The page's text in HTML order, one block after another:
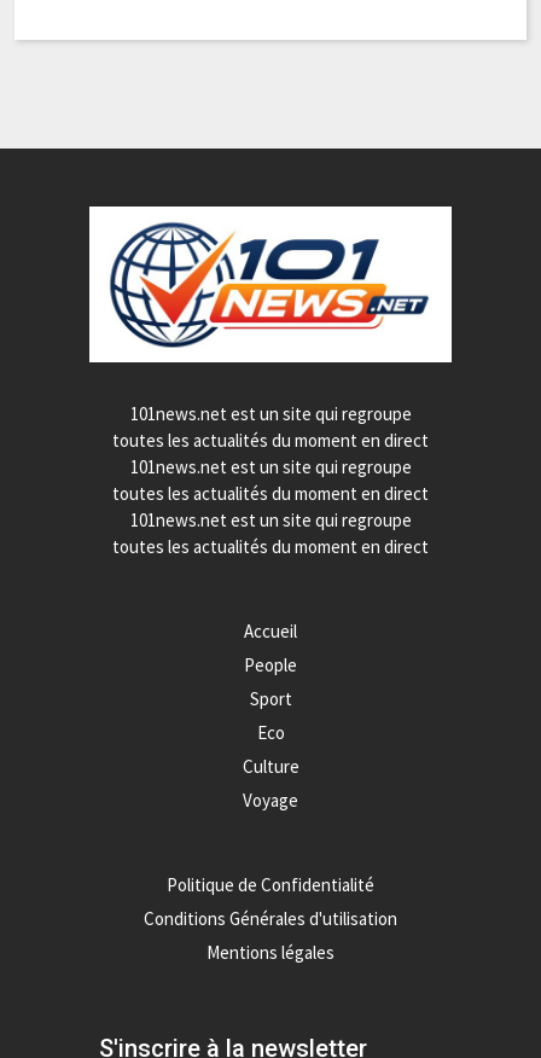
101news.net est un site qui regroupe
toutes les actualités du moment en direct
101news.net est un site qui regroupe
toutes les actualités du moment en direct
101news.net est un site qui regroupe
toutes les actualités du moment en direct
Accueil
People
Sport
Eco
Culture
Voyage
Politique de Confidentialité
Conditions Générales d'utilisation
Mentions légales
S'inscrire à la newsletter